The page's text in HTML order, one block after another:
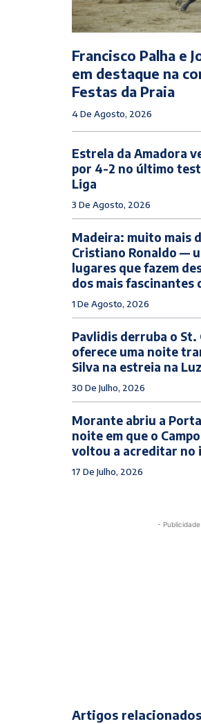
Francisco Palha e
em destaque na
Festas da Praia
4 De Agosto, 2026
Estrela da Amadora
por 4-2 no último
Liga
3 De Agosto, 2026
Madeira: muito mais
Cristiano Ronaldo —
lugares que fazem
dos mais fascinantes
1 De Agosto, 2026
Pavlidis derruba o St.
oferece uma noite
Silva na estreia na Luz
30 De Julho, 2026
Morante abriu a
noite em que o
voltou a acreditar no
17 De Julho, 2026
-
Artigos relacionados